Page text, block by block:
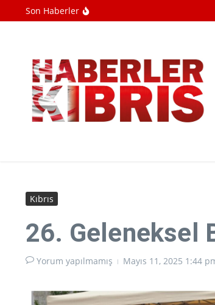
İçeriğe atlaSon Haberler
Kıbrıs
26. Geleneksel
Yorum yapılmamış Mayıs 11, 2025 1:44